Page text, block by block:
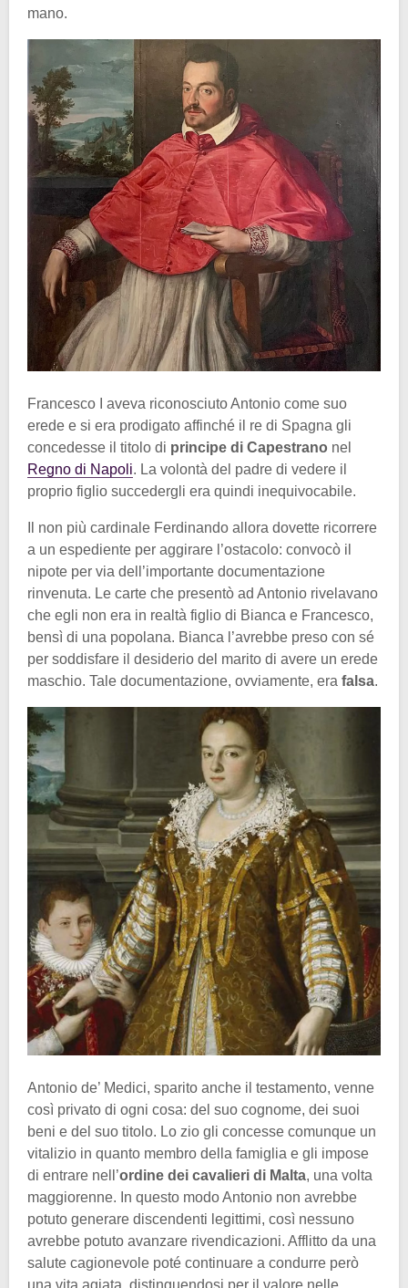
mano.
Francesco I aveva riconosciuto Antonio come suo
erede e si era prodigato affinché il re di Spagna gli
concedesse il titolo di principe di Capestrano nel
Regno di Napoli. La volontà del padre di vedere il
proprio figlio succedergli era quindi inequivocabile.
Il non più cardinale Ferdinando allora dovette ricorrere
a un espediente per aggirare l’ostacolo: convocò il
nipote per via dell’importante documentazione
rinvenuta. Le carte che presentò ad Antonio rivelavano
che egli non era in realtà figlio di Bianca e Francesco,
bensì di una popolana. Bianca l’avrebbe preso con sé
per soddisfare il desiderio del marito di avere un erede
maschio. Tale documentazione, ovviamente, era falsa.
Antonio de’ Medici, sparito anche il testamento, venne
così privato di ogni cosa: del suo cognome, dei suoi
beni e del suo titolo. Lo zio gli concesse comunque un
vitalizio in quanto membro della famiglia e gli impose
di entrare nell’ordine dei cavalieri di Malta, una volta
maggiorenne. In questo modo Antonio non avrebbe
potuto generare discendenti legittimi, così nessuno
avrebbe potuto avanzare rivendicazioni. Afflitto da una
salute cagionevole poté continuare a condurre però
una vita agiata, distinguendosi per il valore nelle